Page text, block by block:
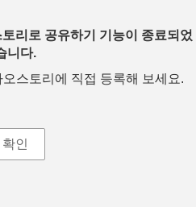
리로 공유하기 기능이 종료되었
니다.
스토리에 직접 등록해 보세요.
확인